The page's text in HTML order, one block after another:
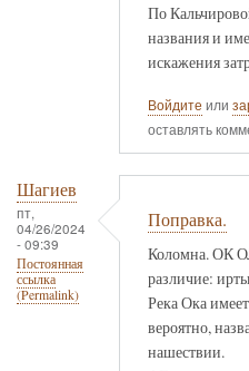
По
названия и
искажения
Войдите или
оставлять
Шагиев
пт,
04/26/2024
- 09:39
Постоянная
ссылка
(Permalink)
Поправка.
Коломна. ОК
различие:
Река Ока
вероятно,
нашествии.